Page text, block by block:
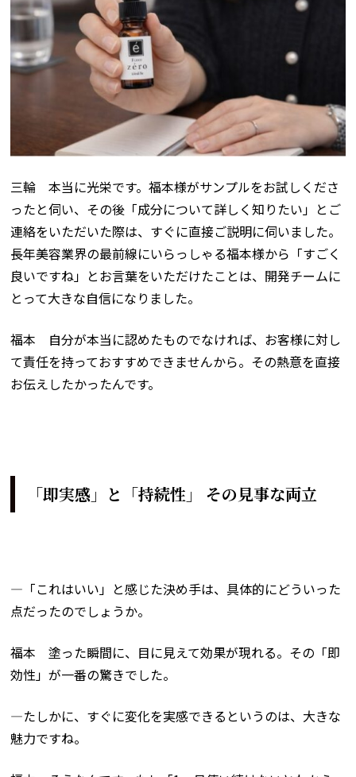
三輪 本当に光栄です。福本様がサンプルをお試しくださ
ったと伺い、その後「成分について詳しく知りたい」とご
連絡をいただいた際は、すぐに直接ご説明に伺いました。
長年美容業界の最前線にいらっしゃる福本様から「すごく
良いですね」とお言葉をいただけたことは、開発チームに
とって大きな自信になりました。
福本 自分が本当に認めたものでなければ、お客様に対し
て責任を持っておすすめできませんから。その熱意を直接
お伝えしたかったんです。
「即実感」と「持続性」 その見事な両立
―「これはいい」と感じた決め手は、具体的にどういった
点だったのでしょうか。
福本 塗った瞬間に、目に見えて効果が現れる。その「即
効性」が一番の驚きでした。
―たしかに、すぐに変化を実感できるというのは、大きな
魅力ですね。